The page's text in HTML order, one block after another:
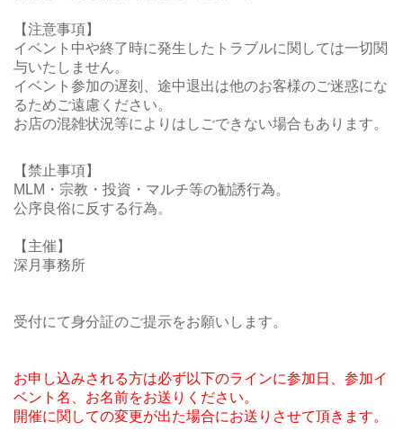
【注意事項】
イベント中や終了時に発生したトラブルに関しては一切関
与いたしません。
イベント参加の遅刻、途中退出は他のお客様のご迷惑にな
るためご遠慮ください。
お店の混雑状況等によりはしごできない場合もあります。
【禁止事項】
MLM・宗教・投資・マルチ等の勧誘行為。
公序良俗に反する行為。
【主催】
深月事務所
受付にて身分証のご提示をお願いします。
お申し込みされる方は必ず以下のラインに参加日、参加イ
ベント名、お名前をお送りください。
開催に関しての変更が出た場合にお送りさせて頂きます。